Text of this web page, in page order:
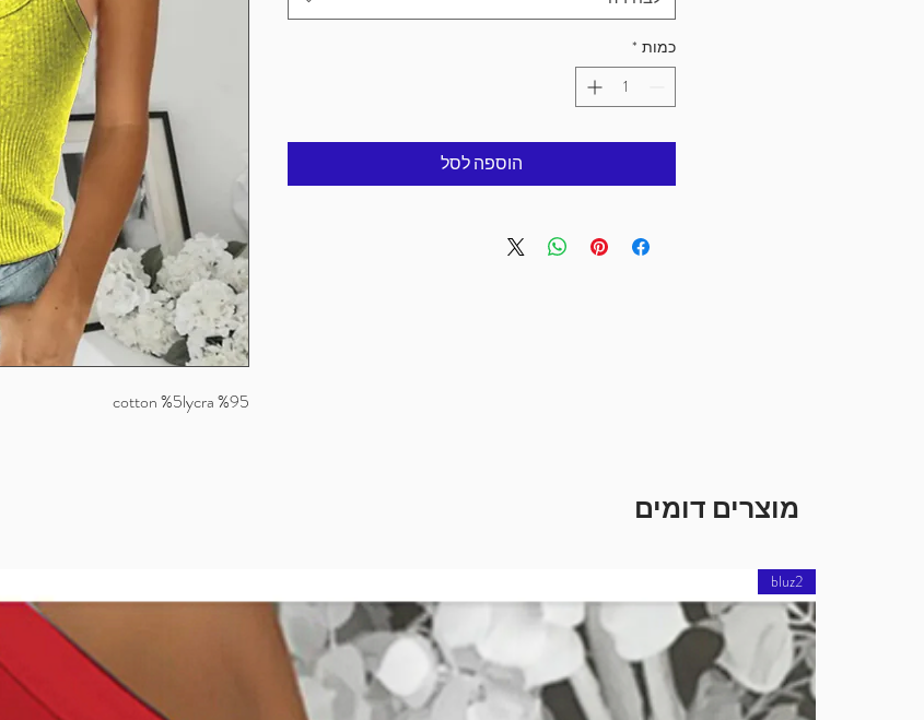
%95 cotton %5lycra
כמות *
הוספה לסל
מוצרים דומים
bluz2